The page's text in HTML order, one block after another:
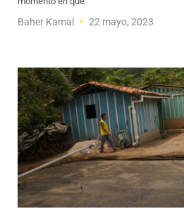
Baher Kamal 22 mayo, 2023